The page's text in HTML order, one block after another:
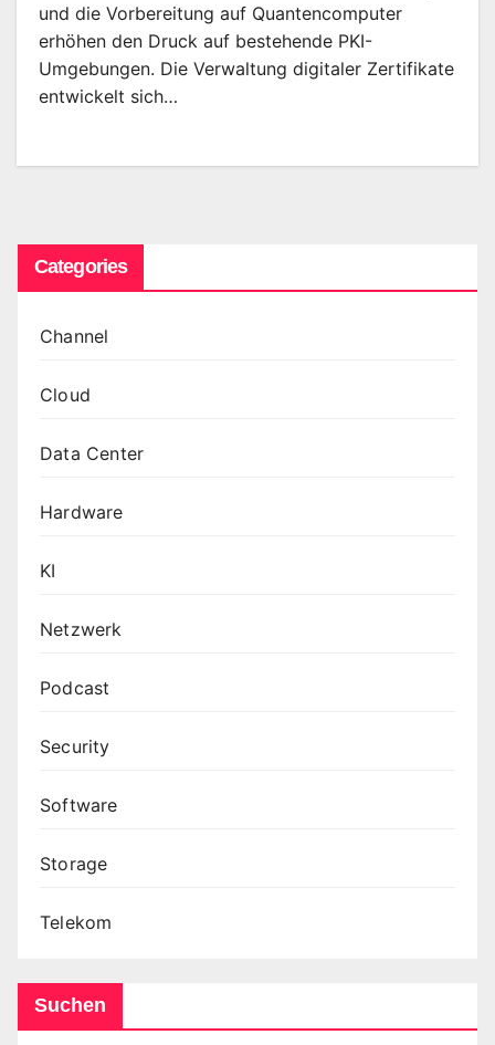
und die Vorbereitung auf Quantencomputer
erhöhen den Druck auf bestehende PKI-
Umgebungen. Die Verwaltung digitaler Zertifikate
entwickelt sich…
Categories
Channel
Cloud
Data Center
Hardware
KI
Netzwerk
Podcast
Security
Software
Storage
Telekom
Suchen